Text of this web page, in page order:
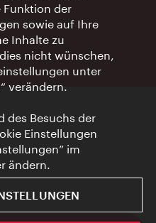
Uhr
Funktion der
sowie auf Ihre
Inhalte zu
nicht wünschen,
unter
verändern.
des Besuchs der
Einstellungen
im
ändern.